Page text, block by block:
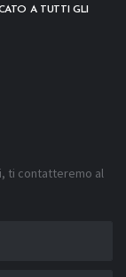
A TUTTI GLI
ti contatteremo al